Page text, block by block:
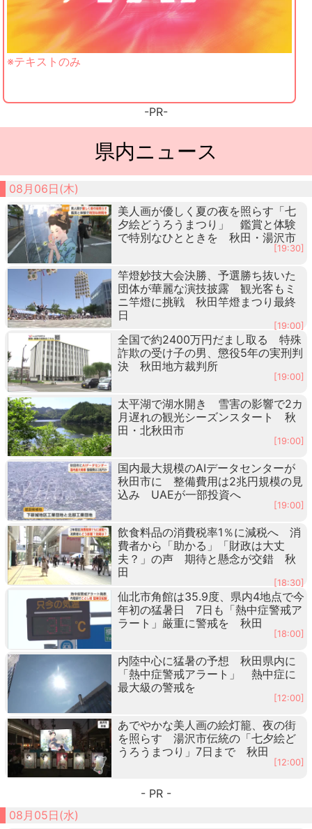
※テキストのみ
-PR-
県内ニュース
08月06日(木)
美人画が優しく夏の夜を照らす「七
夕絵どうろうまつり」 鑑賞と体験
で特別なひとときを 秋田・湯沢市
[19:30]
竿燈妙技大会決勝、予選勝ち抜いた
団体が華麗な演技披露 観光客もミ
ニ竿燈に挑戦 秋田竿燈まつり最終
日
[19:00]
全国で約2400万円だまし取る 特殊
詐欺の受け子の男、懲役5年の実刑判
決 秋田地方裁判所
[19:00]
太平湖で湖水開き 雪害の影響で2カ
月遅れの観光シーズンスタート 秋
田・北秋田市
[19:00]
国内最大規模のAIデータセンターが
秋田市に 整備費用は2兆円規模の見
込み UAEが一部投資へ
[19:00]
飲食料品の消費税率1％に減税へ 消
費者から「助かる」「財政は大丈
夫？」の声 期待と懸念が交錯 秋
田
[18:30]
仙北市角館は35.9度、県内4地点で今
年初の猛暑日 7日も「熱中症警戒ア
ラート」厳重に警戒を 秋田
[18:00]
内陸中心に猛暑の予想 秋田県内に
「熱中症警戒アラート」 熱中症に
最大級の警戒を
[12:00]
あでやかな美人画の絵灯籠、夜の街
を照らす 湯沢市伝統の「七夕絵ど
うろうまつり」7日まで 秋田
[12:00]
- PR -
08月05日(水)